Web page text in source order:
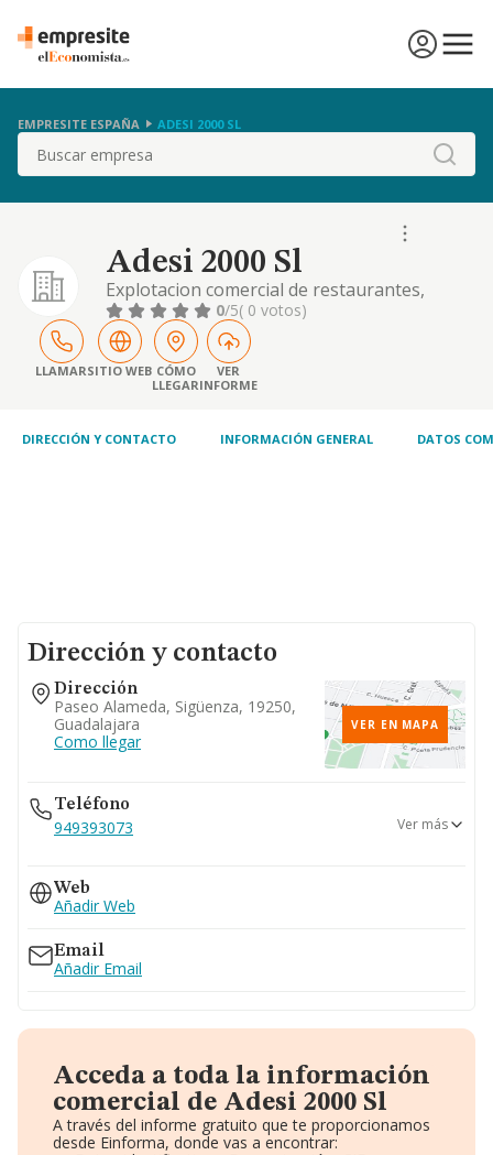
EMPRESITE ESPAÑA ADESI 2000 SL
Buscar
Adesi 2000 Sl
Explotacion comercial de restaurantes,
cafeterias, cafes, bares y todo tipo de
servicios de alimentacion, catering,
colectividades, hospedaje y comercio menor
de articulos de alimentacion y bebidas.
compraventa, alquiler
0/5( 0 votos)
LLAMARSITIO WEB CÓMO
LLEGAR
VER
INFORME
DIRECCIÓN Y CONTACTO INFORMACIÓN GENERAL DATOS
Dirección y contacto
Dirección
Paseo Alameda, Sigüenza, 19250,
Guadalajara
Como llegar
VER EN MAPA
Teléfono
949393073
949390611
Ver más
Web
Añadir Web
Email
Añadir Email
Acceda a toda la información
comercial de Adesi 2000 Sl
A través del informe gratuito que te proporcionamos
desde Einforma, donde vas a encontrar: